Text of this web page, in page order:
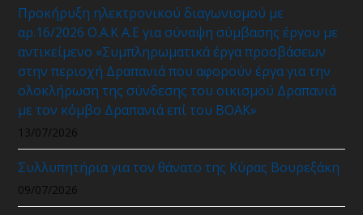
Προκήρυξη ηλεκτρονικού διαγωνισμού με
αρ.16/2026 Ο.Α.Κ Α.Ε για σύναψη σύμβασης έργου με
αντικείμενο «Συμπληρωματικά έργα προσβάσεων
στην περιοχή Δραπανιά που αφορούν έργα για την
ολοκλήρωση της σύνδεσης του οικισμού Δραπανιά
με τον κόμβο Δραπανιά επί του ΒΟΑΚ»
13/07/2026
Συλλυπητήρια για τον θάνατο της Κύρας Βουρεξάκη
09/07/2026